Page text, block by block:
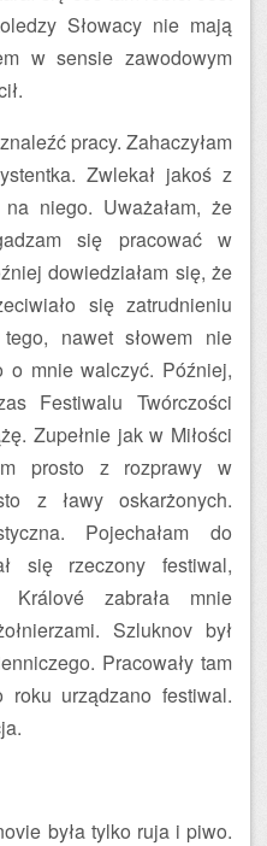
Słowacy nie mają
w sensie zawodowym
pracy. Zahaczyłam
Zwlekał jakoś z
niego. Uważałam, że
się pracować w
dowiedziałam się, że
się zatrudnieniu
nawet słowem nie
o mnie walczyć. Później,
Festiwalu Twórczości
Zupełnie jak w Miłości
prosto z rozprawy w
z ławy oskarżonych.
Pojechałam do
się rzeczony festiwal,
Králové zabrała mnie
Szluknov był
Pracowały tam
urządzano festiwal.
była tylko ruja i piwo.